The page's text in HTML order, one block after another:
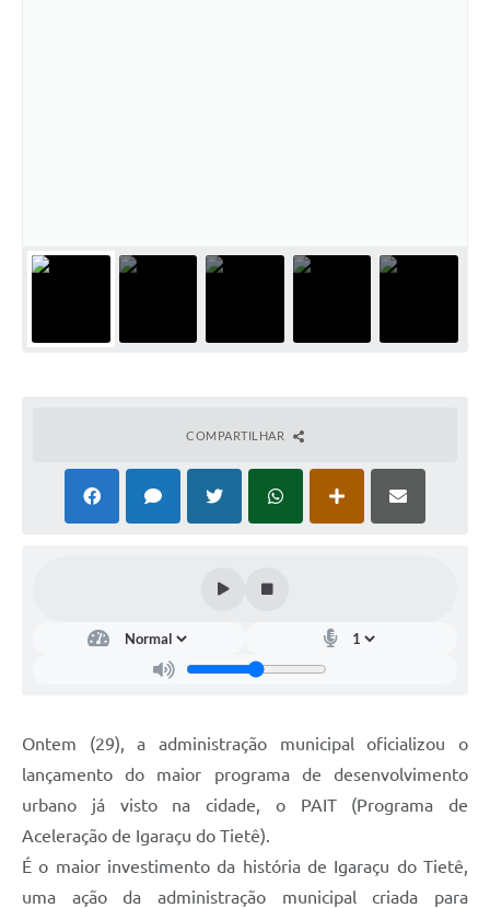
COMPARTILHAR
Ontem (29), a administração municipal oficializou o
lançamento do maior programa de desenvolvimento
urbano já visto na cidade, o PAIT (Programa de
Aceleração de Igaraçu do Tietê).
É o maior investimento da história de Igaraçu do Tietê,
uma ação da administração municipal criada para